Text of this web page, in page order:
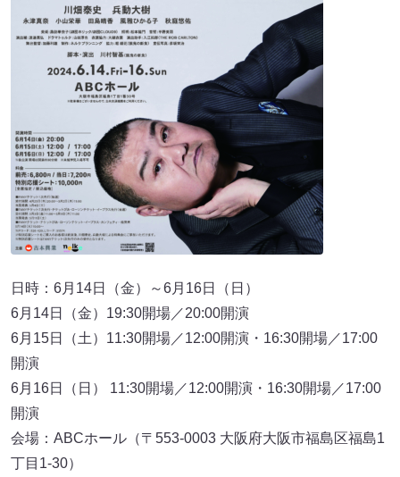
日時：6月14日（金）～6月16日（日）
6月14日（金）19:30開場／20:00開演
6月15日（土）11:30開場／12:00開演・16:30開場／17:00
開演
6月16日（日） 11:30開場／12:00開演・16:30開場／17:00
開演
会場：ABCホール（〒553-0003 大阪府大阪市福島区福島1
丁目1-30）